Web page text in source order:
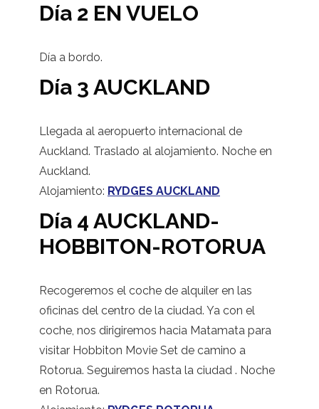
Día 2 EN VUELO
Día a bordo.
Día 3 AUCKLAND
Llegada al aeropuerto internacional de
Auckland. Traslado al alojamiento. Noche en
Auckland.
Alojamiento: RYDGES AUCKLAND
Día 4 AUCKLAND-
HOBBITON-ROTORUA
Recogeremos el coche de alquiler en las
oficinas del centro de la ciudad. Ya con el
coche, nos dirigiremos hacia Matamata para
visitar Hobbiton Movie Set de camino a
Rotorua. Seguiremos hasta la ciudad . Noche
en Rotorua.